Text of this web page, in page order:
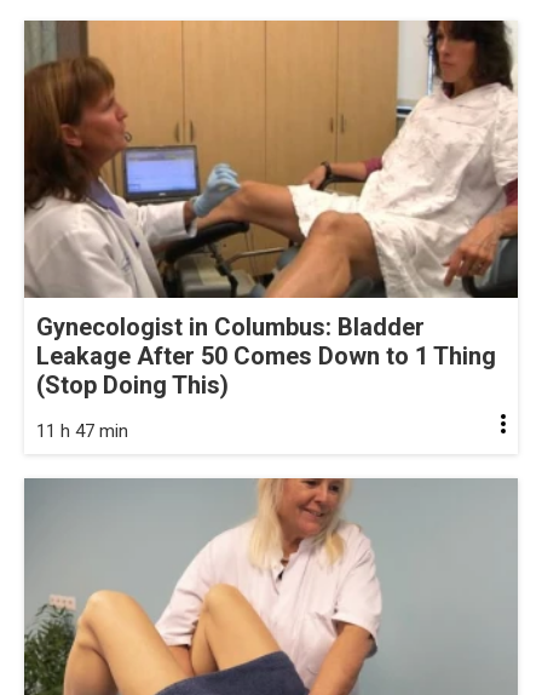
Gynecologist in Columbus: Bladder
Leakage After 50 Comes Down to 1 Thing
(Stop Doing This)
11 h 47 min